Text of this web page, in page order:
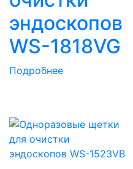
эндоскопов
WS-1818VG
Подробнее